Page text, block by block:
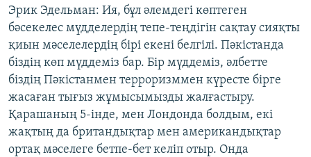
Эрик Эдельман: Ия, бұл әлемдегі көптеген
бәсекелес мүдделердің тепе-теңдігін сақтау сияқты
қиын мәселелердің бірі екені белгілі. Пәкістанда
біздің көп мүддеміз бар. Бір мүддеміз, әлбетте
біздің Пәкістанмен терроризммен күресте бірге
жасаған тығыз жұмысымызды жалғастыру.
Қарашаның 5-інде, мен Лондонда болдым, екі
жақтың да британдықтар мен американдықтар
ортақ мәселеге бетпе-бет келіп отыр. Онда